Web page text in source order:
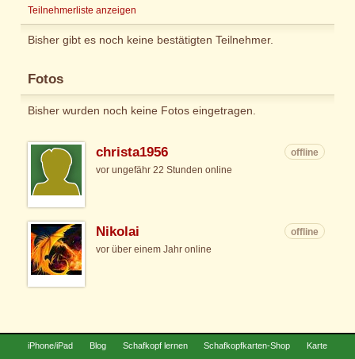
Teilnehmerliste anzeigen
Bisher gibt es noch keine bestätigten Teilnehmer.
Fotos
Bisher wurden noch keine Fotos eingetragen.
christa1956
offline
vor ungefähr 22 Stunden online
Nikolai
offline
vor über einem Jahr online
iPhone/iPad Blog Schafkopf lernen Schafkopfkarten-Shop Karte